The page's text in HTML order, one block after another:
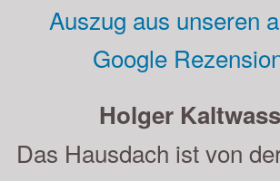
Auszug aus unseren
Google
Holger
Das Hausdach ist von